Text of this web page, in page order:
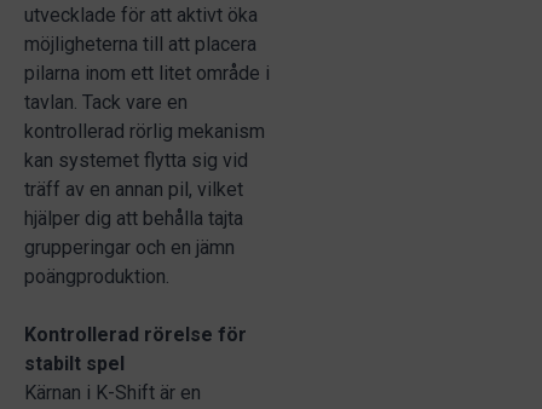
utvecklade för att aktivt öka
möjligheterna till att placera
pilarna inom ett litet område i
tavlan. Tack vare en
kontrollerad rörlig mekanism
kan systemet flytta sig vid
träff av en annan pil, vilket
hjälper dig att behålla tajta
grupperingar och en jämn
poängproduktion.
Kontrollerad rörelse för
stabilt spel
Kärnan i K-Shift är en